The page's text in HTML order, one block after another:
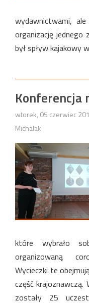
wydawnictwami,
organizację jednego
był spływ kajakowy
wtorek, 05 czerwiec
Michalak
które wybrało
organizowaną
Wycieczki te
część krajoznawczą.
zostały 25